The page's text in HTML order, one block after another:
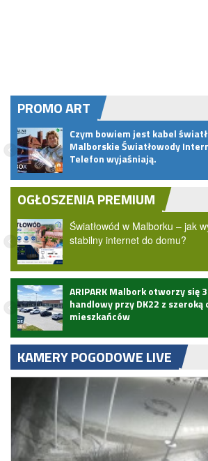
PROMO ART
Czym bowiem jest kabel
Malborskie Światłowody
Telefon wyjaśniają.
OGŁOSZENIA PREMIUM
Światłowód w Malborku – jak
stabilny internet do domu?
ARIPARK Malbork otworzy się
handlowy przy DK22 z
mieszkańców
KAMERY POGODOWE LIVE